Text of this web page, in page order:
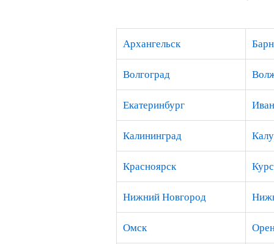
Архангельск
Волгоград
Екатеринбург
Калининград
Красноярск
Нижний Новгород
Омск